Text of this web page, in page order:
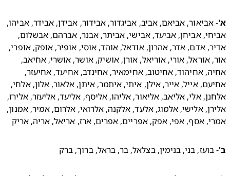
- אביאור, אביאם, אביב, אביגדור, אבידור, אבידן, אבידר, אביהו,
אביחי, אביחן, אביעד, אבישי, אביתר, אבנר, אברהם, אבשלום,
אדיר, אדם, אדר, אהרון, אודאל, אוהד, אוסי, אופיר, אופק, אופרי,
אור, אוראל, אורי, אוריאל, אורן, אושיק, אושר, אושרי, אחיאב,
אחיה, אחיהוד, אחיטוב, אחימאיר, אחינדב, אחיעד, אחיעזר,
אחיעם, אייל, אייר, אילן, איתי, איתמר, איתן, אלאור, אלון, אלחי,
אלחנן, אלי, אליאב, אליאור, אליהו, אליסף, אליעד, אליעזר, אלירז,
אלירן, אלישי, אלמוג, אלעד, אלקנה, אלרואי, אלרום, אמיר, אמנון,
אסף, אפי, אפק, אפריים, אפרים, ארז, אריאל, אריה, אריק
בני, בנימין, בצלאל, בר, בראל, ברוך, ברק